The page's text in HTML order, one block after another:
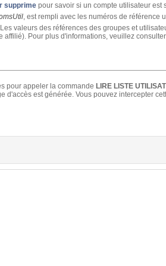
supprime pour savoir si un compte utilisateur est
, est rempli avec les numéros de référence
Les valeurs des références des groupes et
affilié). Pour plus d'informations, veuillez
pour appeler la commande LIRE LISTE
d'accès est générée. Vous pouvez intercepter